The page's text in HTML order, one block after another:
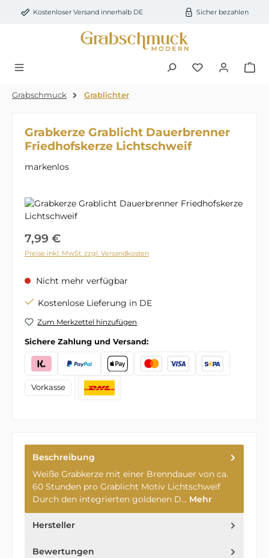
Zum Hauptinhalt springen
Kostenloser Versand innerhalb DE Sicher bezahlen
Du hast 0
Grabschmuck Grablichter
Grabkerze Grablicht Dauerbrenner
Friedhofskerze Lichtschweif
markenlos
Bildergalerie überspringen
Regulärer Preis:
7,99 €
Preise inkl. MwSt. zzgl. Versandkosten
Nicht mehr verfügbar
Kostenlose Lieferung in DE
Zum Merkzettel hinzufügen
Sichere Zahlung und Versand:
Vorkasse
Beschreibung
Weiße Grabkerze mit einer Brenndauer von ca.
60 Stunden pro Grablicht Motiv Lichtschweif
Durch den integrierten goldenen D… Mehr
Hersteller
Bewertungen